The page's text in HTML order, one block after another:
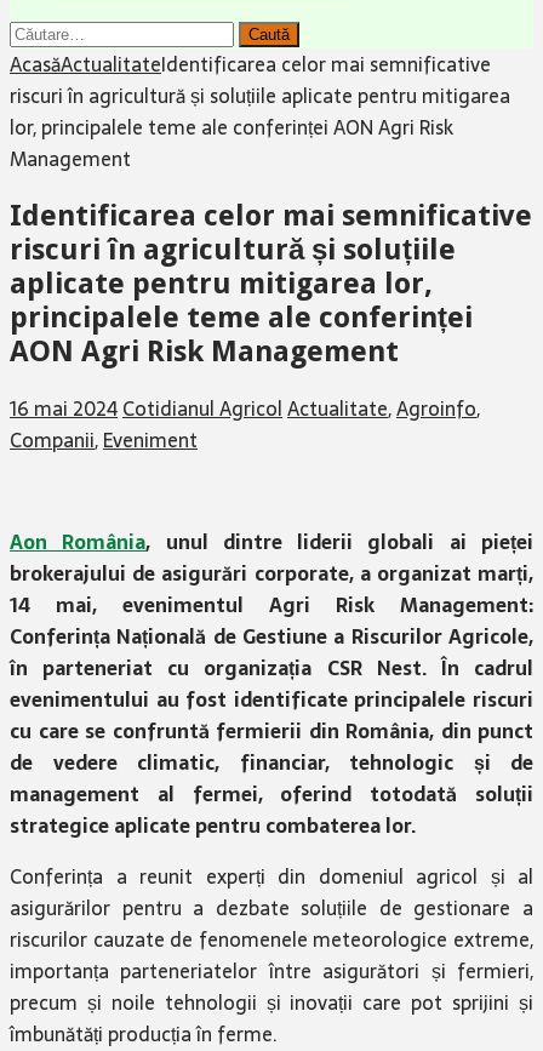
Caută
după:
AcasăActualitateIdentificarea celor mai semnificative
riscuri în agricultură și soluțiile aplicate pentru mitigarea
lor, principalele teme ale conferinței AON Agri Risk
Management
Identificarea celor mai semnificative
riscuri în agricultură și soluțiile
aplicate pentru mitigarea lor,
principalele teme ale conferinței
AON Agri Risk Management
16 mai 2024Cotidianul AgricolActualitate,Agroinfo,
Companii,Eveniment
Aon România, unul dintre liderii globali ai pieței
brokerajului de asigurări corporate, a organizat marți,
14 mai, evenimentul Agri Risk Management:
Conferința Națională de Gestiune a Riscurilor Agricole,
în parteneriat cu organizația CSR Nest. În cadrul
evenimentului au fost identificate principalele riscuri
cu care se confruntă fermierii din România, din punct
de vedere climatic, financiar, tehnologic și de
management al fermei, oferind totodată soluții
strategice aplicate pentru combaterea lor.
Conferința a reunit experți din domeniul agricol și al
asigurărilor pentru a dezbate soluțiile de gestionare a
riscurilor cauzate de fenomenele meteorologice extreme,
importanța parteneriatelor între asigurători și fermieri,
precum și noile tehnologii și inovații care pot sprijini și
îmbunătăți producția în ferme.